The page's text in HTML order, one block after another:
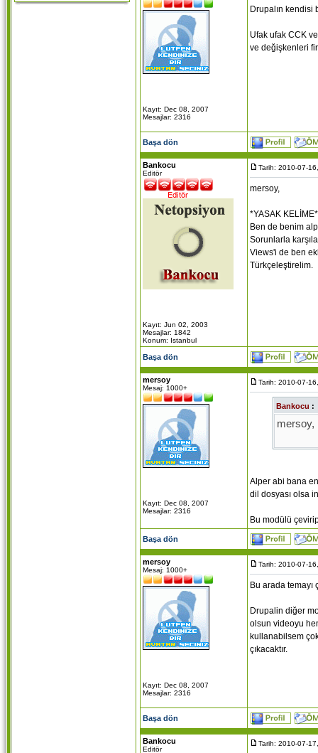
Kayıt: Dec 08, 2007
Mesajlar: 2316
Drupalın kendisi
Ufak ufak CCK
ve değişkenleri
Başa dön
Bankocu
Editör
Kayıt: Jun 02, 2003
Mesajlar: 1842
Konum: Istanbul
Tarih: 2010-07-
mersoy,
*YASAK
Ben de benim
Sorunlarla
Views'i de ben
Türkçeleştirelim.
Başa dön
mersoy
Mesaj: 1000+
Kayıt: Dec 08, 2007
Mesajlar: 2316
Tarih: 2010-07-
Bankocu :
mersoy,
CCK
Alper abi bana
dil dosyası olsa
Bu modülü
Başa dön
mersoy
Mesaj: 1000+
Kayıt: Dec 08, 2007
Mesajlar: 2316
Tarih: 2010-07-
Bu arada temayı
Drupalin diğer
olsun videoyu
kullanabilsem
çıkacaktır.
Başa dön
Bankocu
Editör
Tarih: 2010-07-